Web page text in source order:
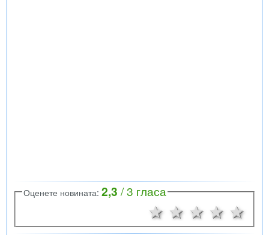
Оценете новината: 2,3 /3 гласа
4
3
2 звезди
1 звезда